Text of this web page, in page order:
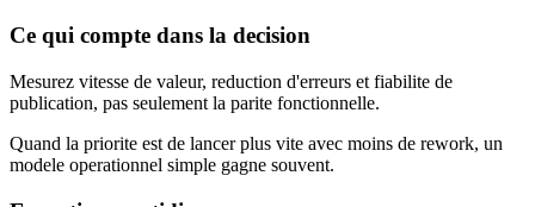
Ce qui compte dans la decision
Mesurez vitesse de valeur, reduction d'erreurs et fiabilite de
publication, pas seulement la parite fonctionnelle.
Quand la priorite est de lancer plus vite avec moins de rework, un
modele operationnel simple gagne souvent.